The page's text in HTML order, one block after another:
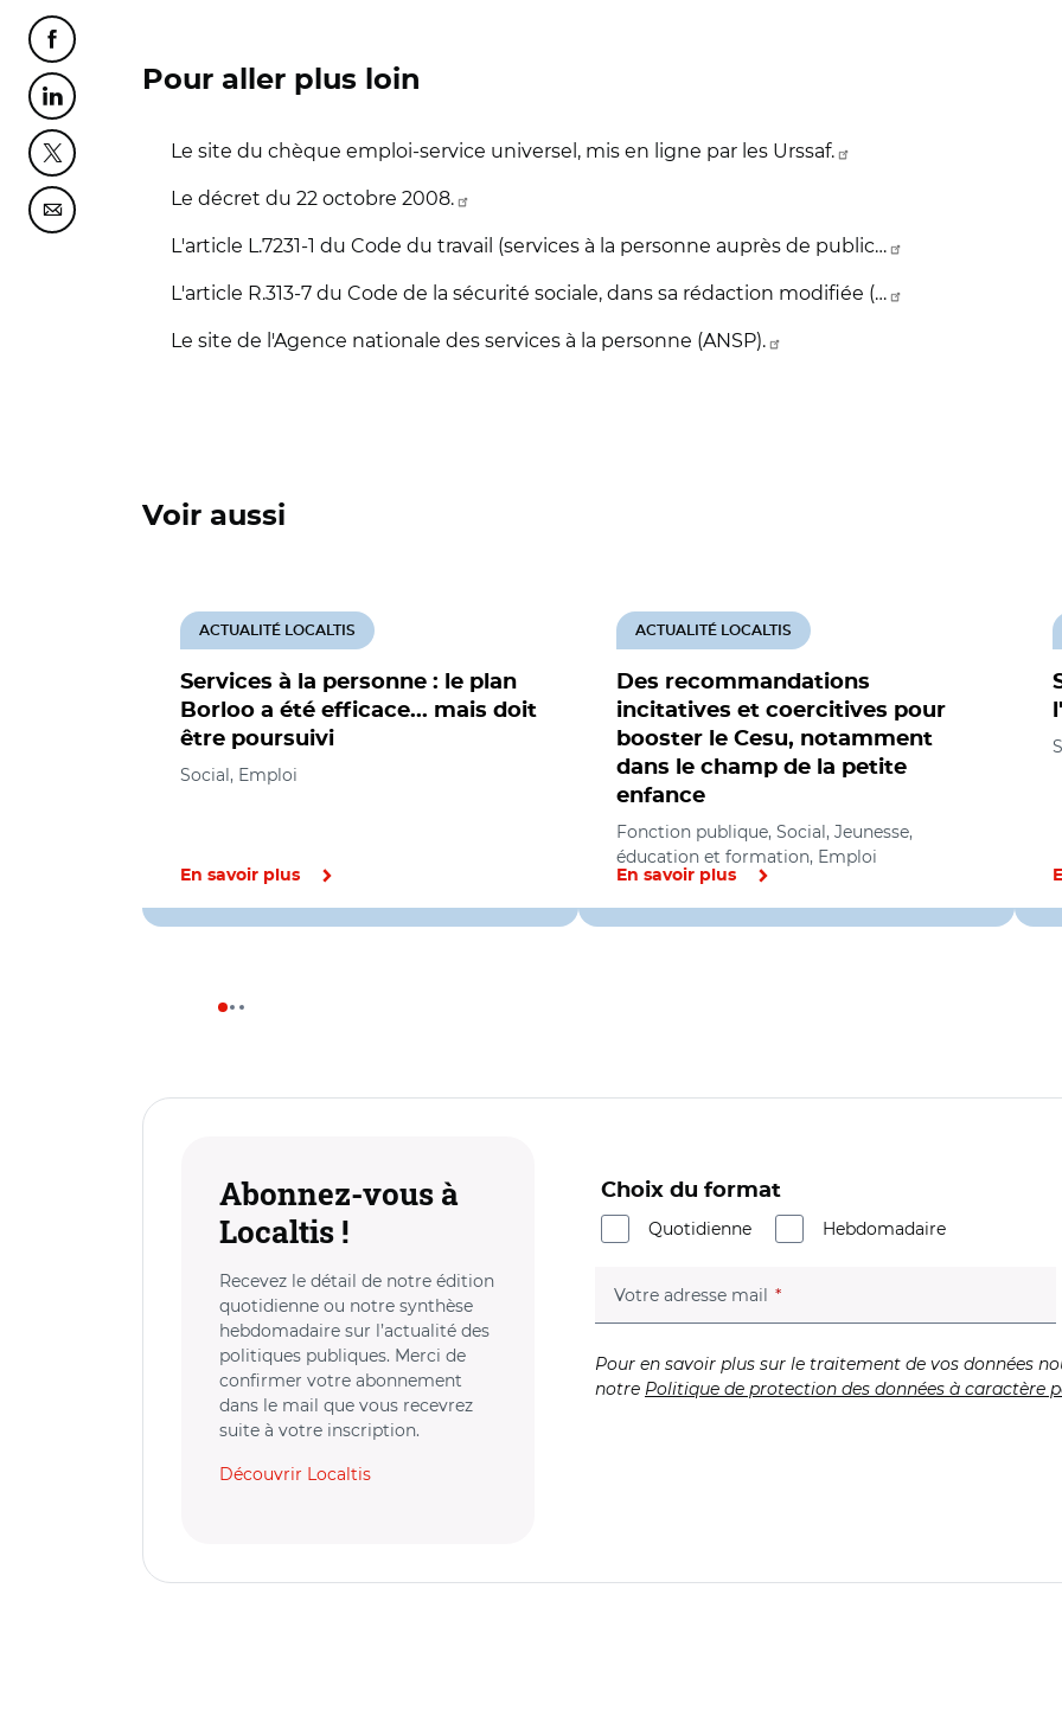
Partager cette page sur Facebook
Partager cette page sur Linkedin
Partager cette page sur Twitter
Partager cette page sur Courriel
Pour aller plus loin
Le site du chèque emploi-service universel, mis en ligne par les Urssaf.
Le décret du 22 octobre 2008.
L'article L.7231-1 du Code du travail (services à la personne auprès de public…
L'article R.313-7 du Code de la sécurité sociale, dans sa rédaction modifiée (…
Le site de l'Agence nationale des services à la personne (ANSP).
Voir aussi
Services à la personne : le plan
Borloo a été efficace... mais doit
être poursuivi
ACTUALITÉ LOCALTIS
Social, Emploi
En savoir plus
Des recommandations
incitatives et coercitives pour
booster le Cesu, notamment
dans le champ de la petite
enfance
ACTUALITÉ LOCALTIS
Fonction publique, Social, Jeunesse,
éducation et formation, Emploi
En savoir plus
Abonnez-vous à
Localtis !
Recevez le détail de notre édition
quotidienne ou notre synthèse
hebdomadaire sur l’actualité des
politiques publiques. Merci de
confirmer votre abonnement
dans le mail que vous recevrez
suite à votre inscription.
Découvrir Localtis
Choix du format
Quotidienne
Hebdomadaire
Votre adresse mail (champ obligatoire)
Pour en savoir plus sur le traitement de vos données
notre Politique de protection des données à caractère